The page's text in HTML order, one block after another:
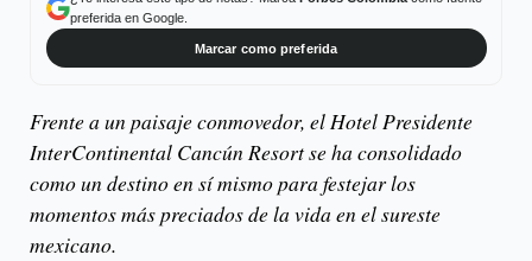
preferida en Google.
Marcar como preferida
Frente a un paisaje conmovedor, el Hotel Presidente
InterContinental Cancún Resort se ha consolidado
como un destino en sí mismo para festejar los
momentos más preciados de la vida en el sureste
mexicano.